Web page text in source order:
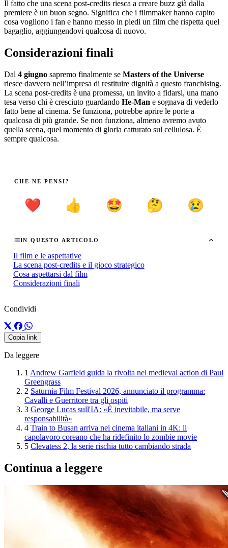
Il fatto che una scena post-credits riesca a creare buzz già dalla
premiere è un buon segno. Significa che i filmmaker hanno capito
cosa vogliono i fan e hanno messo in piedi un film che rispetta quel
bagaglio, aggiungendovi qualcosa di nuovo.
Considerazioni finali
Dal 4 giugno sapremo finalmente se Masters of the Universe
riesce davvero nell’impresa di restituire dignità a questo franchising.
La scena post-credits è una promessa, un invito a fidarsi, una mano
tesa verso chi è cresciuto guardando He-Man e sognava di vederlo
fatto bene al cinema. Se funziona, potrebbe aprire le porte a
qualcosa di più grande. Se non funziona, almeno avremo avuto
quella scena, quel momento di gloria catturato sul cellulosa. È
sempre qualcosa.
CHE NE PENSI?
❤️ 👍 🤩 🤔 😢
IN QUESTO ARTICOLO
Il film e le aspettative
La scena post-credits e il gioco strategico
Cosa aspettarsi dal film
Considerazioni finali
Condividi
Copia link
Da leggere
1 Andrew Garfield guida la rivolta nel medieval action di Paul
Greengrass
2 Saturnia Film Festival 2026, annunciato il programma:
Cavalli e Guerritore tra gli ospiti
3 George Lucas sull'IA: «È inevitabile, ma serve
responsabilità»
4 Train to Busan arriva nei cinema italiani in 4K: il
capolavoro coreano che ha ridefinito lo zombie movie
5 Clevatess 2, la serie rischia tutto cambiando strada
Continua a leggere